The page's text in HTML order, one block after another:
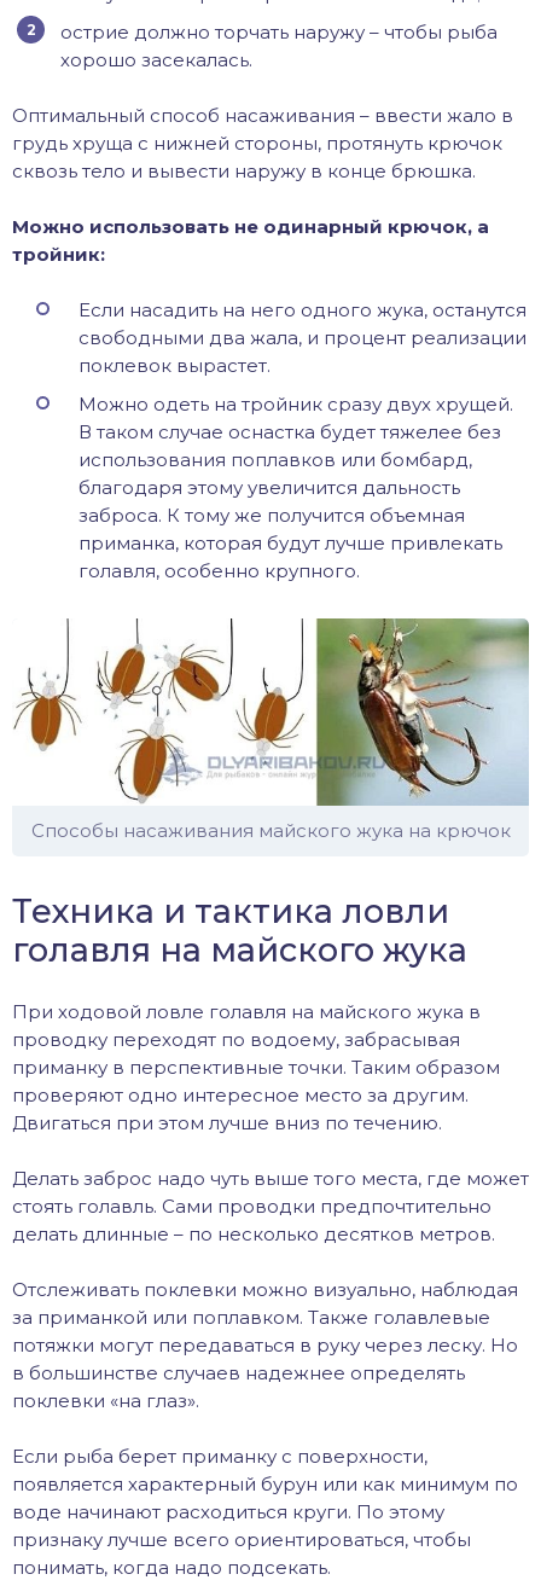
острие должно торчать наружу – чтобы рыба
хорошо засекалась.
Оптимальный способ насаживания – ввести жало в
грудь хруща с нижней стороны, протянуть крючок
сквозь тело и вывести наружу в конце брюшка.
Можно использовать не одинарный крючок, а
тройник:
Если насадить на него одного жука, останутся
свободными два жала, и процент реализации
поклевок вырастет.
Можно одеть на тройник сразу двух хрущей.
В таком случае оснастка будет тяжелее без
использования поплавков или бомбард,
благодаря этому увеличится дальность
заброса. К тому же получится объемная
приманка, которая будут лучше привлекать
голавля, особенно крупного.
Способы насаживания майского жука на крючок
Техника и тактика ловли
голавля на майского жука
При ходовой ловле голавля на майского жука в
проводку переходят по водоему, забрасывая
приманку в перспективные точки. Таким образом
проверяют одно интересное место за другим.
Двигаться при этом лучше вниз по течению.
Делать заброс надо чуть выше того места, где может
стоять голавль. Сами проводки предпочтительно
делать длинные – по несколько десятков метров.
Отслеживать поклевки можно визуально, наблюдая
за приманкой или поплавком. Также голавлевые
потяжки могут передаваться в руку через леску. Но
в большинстве случаев надежнее определять
поклевки «на глаз».
Если рыба берет приманку с поверхности,
появляется характерный бурун или как минимум по
воде начинают расходиться круги. По этому
признаку лучше всего ориентироваться, чтобы
понимать, когда надо подсекать.